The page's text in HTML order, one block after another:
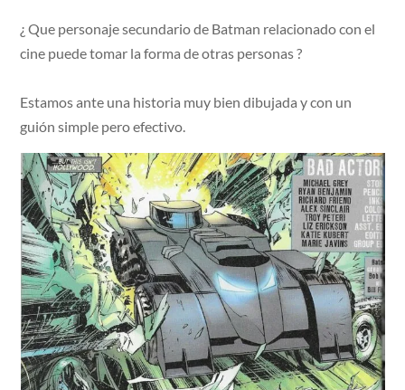
¿ Que personaje secundario de Batman relacionado con el
cine puede tomar la forma de otras personas ?
Estamos ante una historia muy bien dibujada y con un
guión simple pero efectivo.